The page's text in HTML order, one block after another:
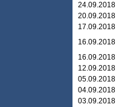
24.09.2018
20.09.2018
17.09.2018
16.09.2018
16.09.2018
12.09.2018
05.09.2018
04.09.2018
03.09.2018